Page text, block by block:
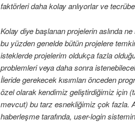
faktörleri daha kolay anlıyorlar ve
Kolay diye başlanan projelerin aslında
bu yüzden genelde bütün projelere
isteklerde projelerim oldukça fazla
problemleri veya daha sonra
İleride gerekecek kısımları önceden
özel olarak kendimiz geliştirdiğimiz için
mevcut) bu tarz esnekliğimiz çok fazla.
haberleşme tarafında, user-login